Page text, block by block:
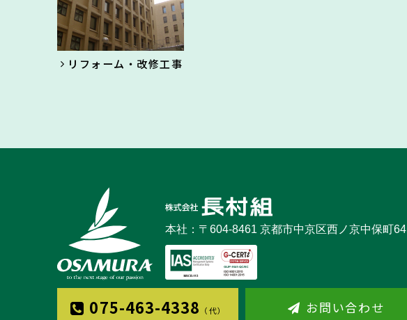
リフォーム・改修工事
本社：〒604-8461 京都市中京区西ノ京中保町64
075-463-4338 （代） お問い合わせ